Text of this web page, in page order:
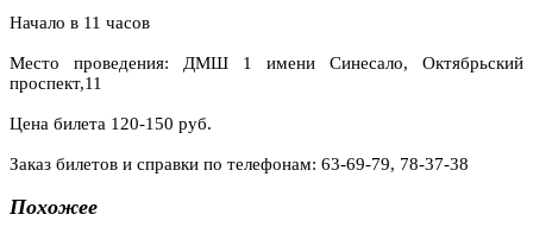
Начало в 11 часов
Место проведения: ДМШ 1 имени Синесало, Октябрьский
проспект,11
Цена билета 120-150 руб.
Заказ билетов и справки по телефонам: 63-69-79, 78-37-38
Похожее